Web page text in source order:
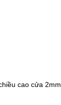
cao cửa 2mm.